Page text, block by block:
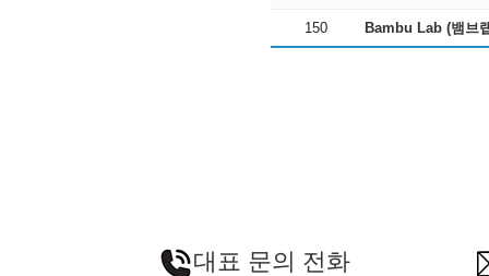
150 Bambu Lab (뱀브
대표 문의 전화